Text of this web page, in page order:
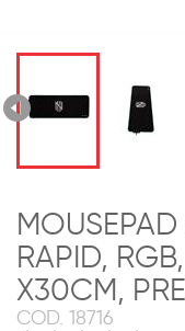
RAPID,
X30CM,
COD. 18716